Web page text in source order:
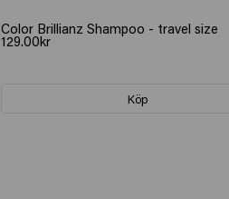
Color Brillianz Shampoo - travel size
129.00kr
Köp